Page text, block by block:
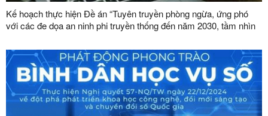
Kế hoạch thực hiện Đề án “Tuyên truyền phòng ngừa, ứng phó
với các đe dọa an ninh phi truyền thống đến năm 2030, tầm nhìn